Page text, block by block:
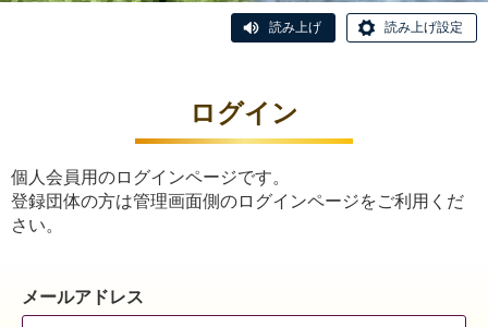
読み上げ 読み上げ設定
ログイン
個人会員用のログインページです。
登録団体の方は管理画面側のログインページをご利用くだ
さい。
メールアドレス